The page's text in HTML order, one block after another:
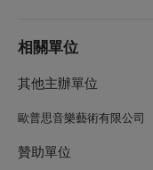
相關單位
其他主辦單位
歐普思音樂藝術有限公司
贊助單位